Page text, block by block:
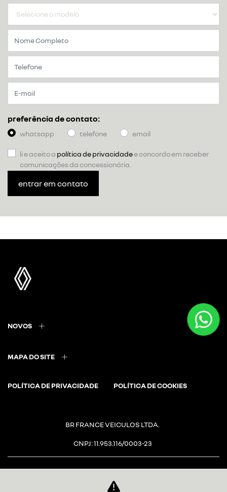
preferência de contato:
whatsapp telefone email
li e aceito a política de privacidadee concordo em receber
comunicações da concessionária.
entrar em contato
NOVOS
MAPA DO SITE
POLÍTICA DE PRIVACIDADE POLÍTICA DE COOKIES
BR FRANCE VEICULOS LTDA.
CNPJ: 11.953.116/0003-23